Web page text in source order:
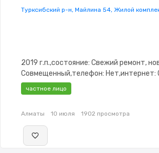
Турксибский р-н, Майлина 54, Жилой
2019 г.п.,состояние: Свежий ремонт,
Совмещенный,телефон: Нет,интернет:
меблирована,Полностью
частное лицо
Алматы 10 июля 1902 просмотра